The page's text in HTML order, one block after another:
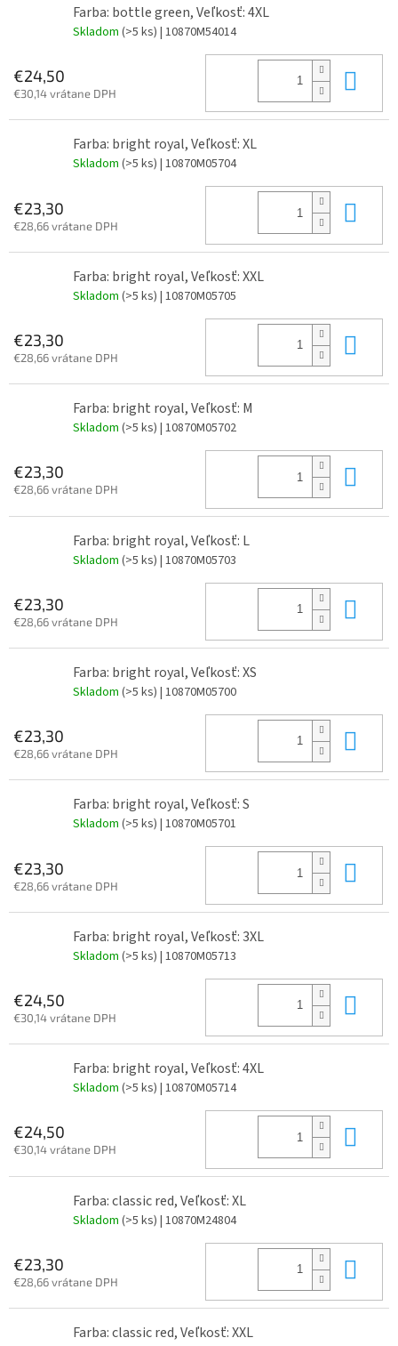
Farba: bottle green, Veľkosť: 4XL
Skladom (>5 ks) | 10870M54014
€24,50
€30,14 vrátane DPH
Farba: bright royal, Veľkosť: XL
Skladom (>5 ks) | 10870M05704
€23,30
€28,66 vrátane DPH
Farba: bright royal, Veľkosť: XXL
Skladom (>5 ks) | 10870M05705
€23,30
€28,66 vrátane DPH
Farba: bright royal, Veľkosť: M
Skladom (>5 ks) | 10870M05702
€23,30
€28,66 vrátane DPH
Farba: bright royal, Veľkosť: L
Skladom (>5 ks) | 10870M05703
€23,30
€28,66 vrátane DPH
Farba: bright royal, Veľkosť: XS
Skladom (>5 ks) | 10870M05700
€23,30
€28,66 vrátane DPH
Farba: bright royal, Veľkosť: S
Skladom (>5 ks) | 10870M05701
€23,30
€28,66 vrátane DPH
Farba: bright royal, Veľkosť: 3XL
Skladom (>5 ks) | 10870M05713
€24,50
€30,14 vrátane DPH
Farba: bright royal, Veľkosť: 4XL
Skladom (>5 ks) | 10870M05714
€24,50
€30,14 vrátane DPH
Farba: classic red, Veľkosť: XL
Skladom (>5 ks) | 10870M24804
€23,30
€28,66 vrátane DPH
Farba: classic red, Veľkosť: XXL